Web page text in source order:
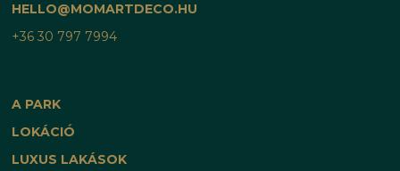
HELLO@MOMARTDECO.HU
+36 30 797 7994
A PARK
LOKÁCIÓ
LUXUS LAKÁSOK